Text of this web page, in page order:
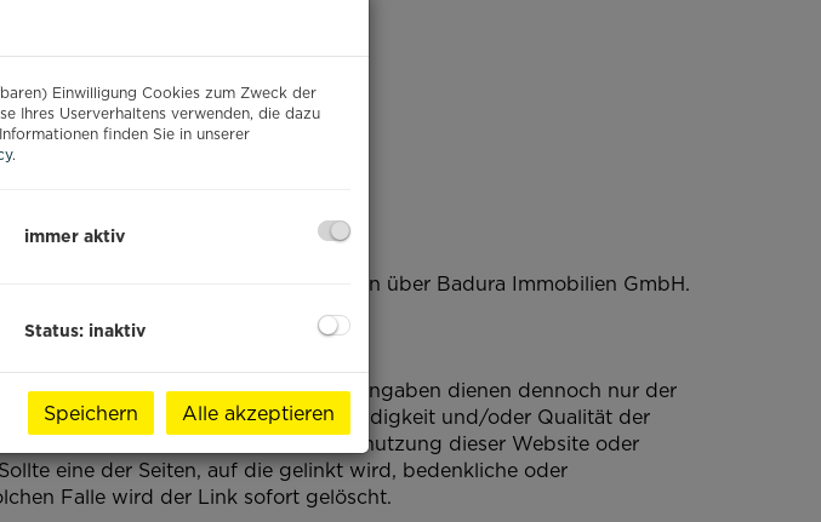
Die Website dient der Information über Badura Immobilien GmbH.
hinaus ist nicht gestattet.
wird permanent überprüft. Die Angaben dienen dennoch nur der
ihre Aktualität, Richtigkeit, Vollständigkeit und/oder Qualität der
die direkt oder indirekt aus der Benutzung dieser Website oder
eine der Seiten, auf die gelinkt wird, bedenkliche oder
Falle wird der Link sofort gelöscht.
Einwilligung Cookies zum Zweck der
Ihres Userverhaltens verwenden, die dazu
finden Sie in unserer
.
immer aktiv
Status: inaktiv
Speichern Alle akzeptieren